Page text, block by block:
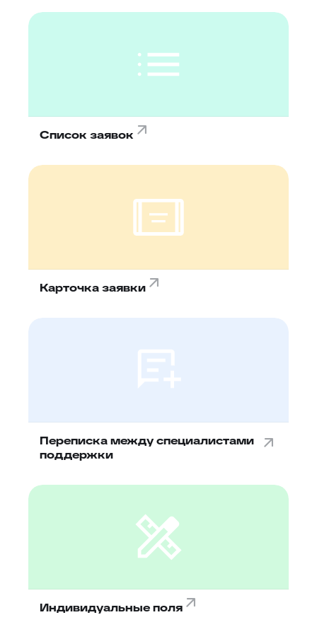
Список заявок
Карточка заявки
Переписка между специалистами
поддержки
Индивидуальные поля